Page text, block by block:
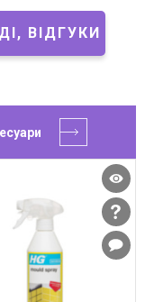
ВІДГУКИ